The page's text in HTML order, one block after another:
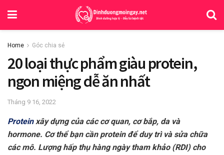
Home Góc chia sẻ
20 loại thực phẩm giàu protein,
ngon miệng dễ ăn nhất
Tháng 9 16, 2022
Proteinxây dựng của các cơ quan, cơ bắp, da và
hormone. Cơ thể bạn cần protein để duy trì và sửa chữa
các mô. Lượng hấp thụ hàng ngày tham khảo (RDI) cho